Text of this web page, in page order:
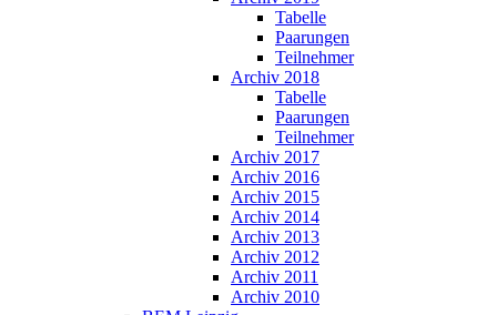
Tabelle
Paarungen
Teilnehmer
Archiv 2018
Tabelle
Paarungen
Teilnehmer
Archiv 2017
Archiv 2016
Archiv 2015
Archiv 2014
Archiv 2013
Archiv 2012
Archiv 2011
Archiv 2010